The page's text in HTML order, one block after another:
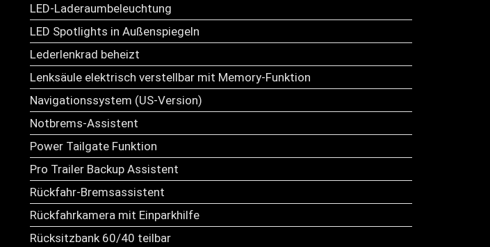
LED-Laderaumbeleuchtung
LED Spotlights in Außenspiegeln
Lederlenkrad beheizt
Lenksäule elektrisch verstellbar mit Memory-Funktion
Navigationssystem (US-Version)
Notbrems-Assistent
Power Tailgate Funktion
Pro Trailer Backup Assistent
Rückfahr-Bremsassistent
Rückfahrkamera mit Einparkhilfe
Rücksitzbank 60/40 teilbar